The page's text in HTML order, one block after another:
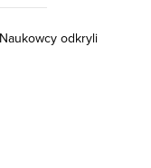
odkryli